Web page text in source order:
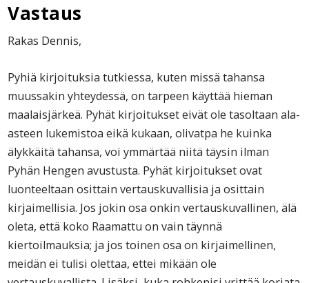
Vastaus
Rakas Dennis,
Pyhiä kirjoituksia tutkiessa, kuten missä tahansa
muussakin yhteydessä, on tarpeen käyttää hieman
maalaisjärkeä. Pyhät kirjoitukset eivät ole tasoltaan ala-
asteen lukemistoa eikä kukaan, olivatpa he kuinka
älykkäitä tahansa, voi ymmärtää niitä täysin ilman
Pyhän Hengen avustusta. Pyhät kirjoitukset ovat
luonteeltaan osittain vertauskuvallisia ja osittain
kirjaimellisia. Jos jokin osa onkin vertauskuvallinen, älä
oleta, että koko Raamattu on vain täynnä
kiertoilmauksia; ja jos toinen osa on kirjaimellinen,
meidän ei tulisi olettaa, ettei mikään ole